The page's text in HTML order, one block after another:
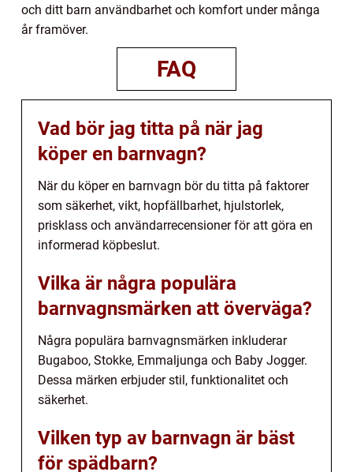
och ditt barn användbarhet och komfort under många
år framöver.
FAQ
Vad bör jag titta på när jag
köper en barnvagn?
När du köper en barnvagn bör du titta på faktorer
som säkerhet, vikt, hopfällbarhet, hjulstorlek,
prisklass och användarrecensioner för att göra en
informerad köpbeslut.
Vilka är några populära
barnvagnsmärken att överväga?
Några populära barnvagnsmärken inkluderar
Bugaboo, Stokke, Emmaljunga och Baby Jogger.
Dessa märken erbjuder stil, funktionalitet och
säkerhet.
Vilken typ av barnvagn är bäst
för spädbarn?